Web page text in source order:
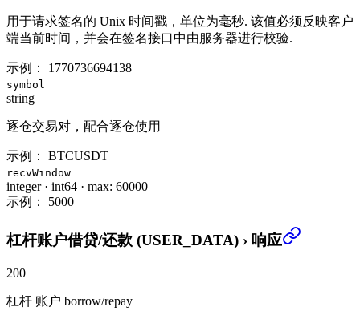
用于请求签名的 Unix 时间戳，单位为毫秒. 该值必须反映客户
端当前时间，并会在签名接口中由服务器进行校验.
示例： 1770736694138
symbol
string
逐仓交易对，配合逐仓使用
示例： BTCUSDT
recvWindow
integer· int64 · max: 60000
示例：
5000
杠杆账户借贷/还款 (USER_DATA) › 响应
200
杠杆 账户 borrow/repay